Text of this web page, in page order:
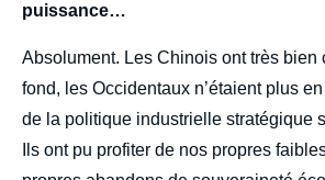
puissance…
Absolument. Les Chinois ont très bien
fond, les Occidentaux n’étaient plus
de la politique industrielle stratégique
Ils ont pu profiter de nos propres